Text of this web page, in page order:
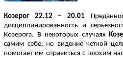
Козерог 22.12 – 20.01
дисциплинированность и
Козерога. В некоторых случаях
самим себе, но видение четкой
помогает им справиться с плохим